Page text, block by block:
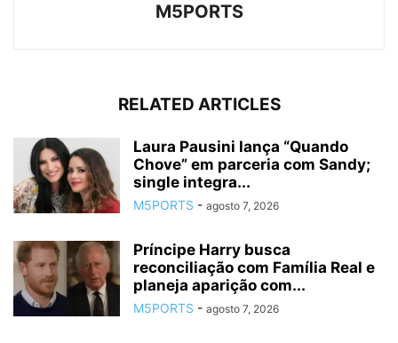
M5PORTS
RELATED ARTICLES
Laura Pausini lança “Quando
Chove” em parceria com Sandy;
single integra...
M5PORTS - agosto 7, 2026
Príncipe Harry busca
reconciliação com Família Real e
planeja aparição com...
M5PORTS - agosto 7, 2026